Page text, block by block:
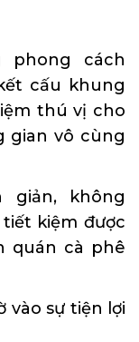
phong cách
cấu khung
thú vị cho
gian vô cùng
giản, không
kiệm được
quán cà phê
vào sự tiện lợi